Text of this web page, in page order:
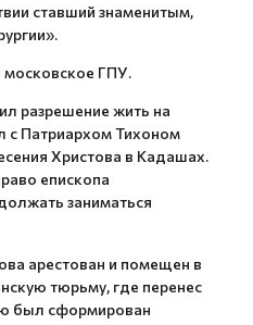
ставший знаменитым,
московское ГПУ.
разрешение жить на
с Патриархом Тихоном
Христова в Кадашах.
епископа
заниматься
арестован и помещен в
тюрьму, где перенес
был сформирован